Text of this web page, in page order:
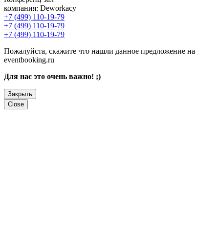
компания: Deworkacy
+7 (499) 110-19-79
+7 (499) 110-19-79
+7 (499) 110-19-79
Пожалуйста, скажите что нашли данное предложение на
eventbooking.ru
Для нас это очень важно! ;)
Закрыть
Close